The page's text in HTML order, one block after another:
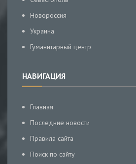
Новороссия
Украина
Гуманитарный центр
НАВИГАЦИЯ
Главная
Последние новости
Правила сайта
Поиск по сайту